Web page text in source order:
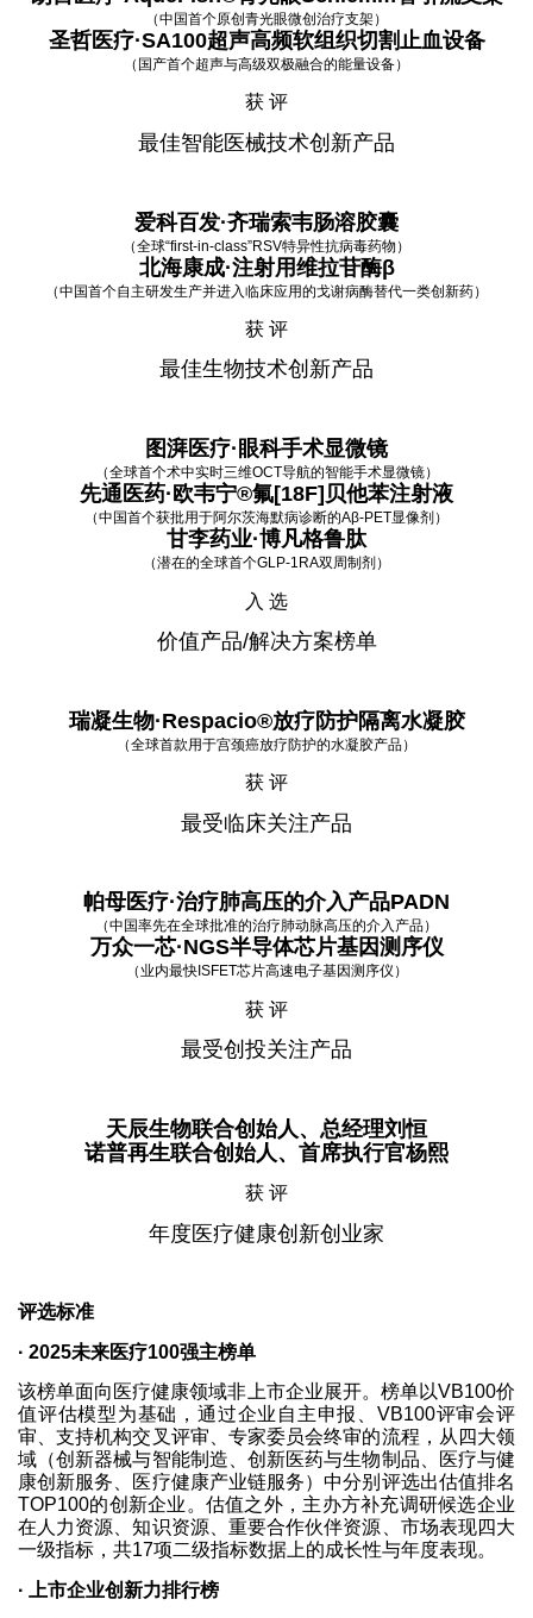
（中国首个原创青光眼微创治疗支架）
圣哲医疗·SA100超声高频软组织切割止血设备
（国产首个超声与高级双极融合的能量设备）
获 评
最佳智能医械技术创新产品
爱科百发·齐瑞索韦肠溶胶囊
（全球“first-in-class”RSV特异性抗病毒药物）
北海康成·注射用维拉苷酶β
（中国首个自主研发生产并进入临床应用的戈谢病酶替代一类创新药）
获 评
最佳生物技术创新产品
图湃医疗·眼科手术显微镜
（全球首个术中实时三维OCT导航的智能手术显微镜）
先通医药·欧韦宁®氟[18F]贝他苯注射液
（中国首个获批用于阿尔茨海默病诊断的Aβ-PET显像剂）
甘李药业·博凡格鲁肽
（潜在的全球首个GLP-1RA双周制剂）
入 选
价值产品/解决方案榜单
瑞凝生物·Respacio®放疗防护隔离水凝胶
（全球首款用于宫颈癌放疗防护的水凝胶产品）
获 评
最受临床关注产品
帕母医疗·治疗肺高压的介入产品PADN
（中国率先在全球批准的治疗肺动脉高压的介入产品）
万众一芯·NGS半导体芯片基因测序仪
（业内最快ISFET芯片高速电子基因测序仪）
获 评
最受创投关注产品
天辰生物联合创始人、总经理刘恒
诺普再生联合创始人、首席执行官杨熙
获 评
年度医疗健康创新创业家
评选标准
· 2025未来医疗100强主榜单
该榜单面向医疗健康领域非上市企业展开。榜单以VB100价
值评估模型为基础，通过企业自主申报、VB100评审会评
审、支持机构交叉评审、专家委员会终审的流程，从四大领
域（创新器械与智能制造、创新医药与生物制品、医疗与健
康创新服务、医疗健康产业链服务）中分别评选出估值排名
TOP100的创新企业。估值之外，主办方补充调研候选企业
在人力资源、知识资源、重要合作伙伴资源、市场表现四大
一级指标，共17项二级指标数据上的成长性与年度表现。
· 上市企业创新力排行榜